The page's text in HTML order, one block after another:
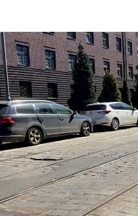
Kliknij, aby powiększyć